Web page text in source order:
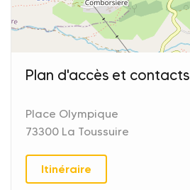
Plan d'accès et contacts
Place Olympique
73300 La Toussuire
Itinéraire